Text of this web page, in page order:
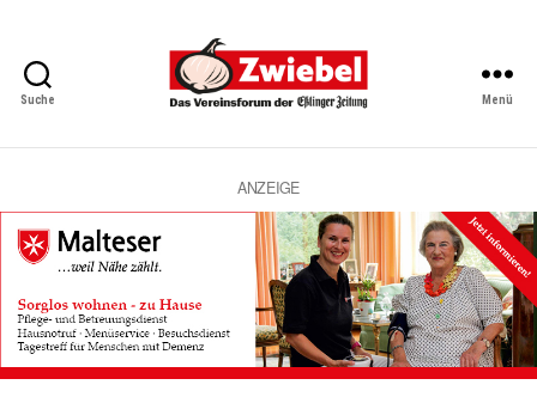
Suche
Vereinsforum
Eßlinger
Zeitung
Menü
ANZEIGE